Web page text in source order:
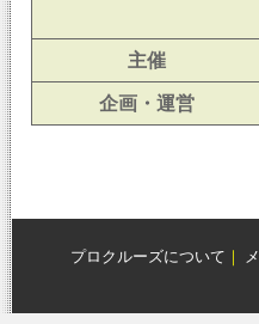
主催
企画・運営
プロクルーズについて ｜